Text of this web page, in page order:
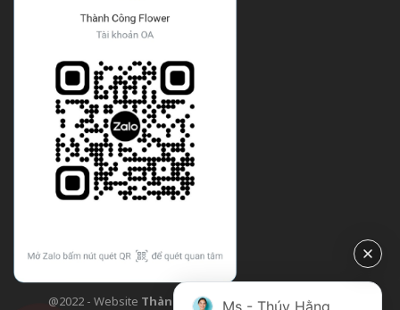
@2022 - Website Thành Công Flower| Design bởi
Ms - Thúy Hằng